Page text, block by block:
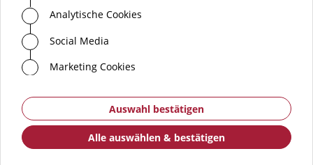
Analytische Cookies
Social Media
Marketing Cookies
Auswahl bestätigen
Alle auswählen & bestätigen